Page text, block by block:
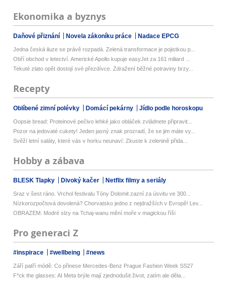
Ekonomika a byznys
Daňové přiznání Novela zákoníku práce Nadace EPCG
Jedna česká iluze se právě rozpadá. Zelená transformace je pojistkou p...
Obří obchod v letectví. Americké Apollo kupuje easyJet za 161 miliard ...
Tekuté zlato opět dostojí své přezdívce. Zdražení běžné potraviny brzy...
Recepty
Oblíbené zimní polévky Domácí pekárny Jídlo podle horoskopu
Oopsie bread: Proteinové pečivo lehké jako obláček zvládnete připravit...
Pozor na jedovaté cukety! Jeden jasný znak prozradí, že se jim máte vy...
Svěží letní saláty, které vás v horku neunaví: Zkuste k zelenině přida...
Hobby a zábava
BLESK Tlapky Divoký kačer Netflix filmy a seriály
Sraz v šest ráno. Vrchol festivalu Tóny Dolomit zazní za úsvitu ve 300...
Nízkorozpočtová dovolená? Chorvatsko jedno z nejdražších v Evropě! Lev...
OBRAZEM: Modré slzy na Tchaj-wanu mění moře v magickou říši
Pro generaci Z
#inspirace #wellbeing #news
Září patří módě: Co přinese Mercedes-Benz Prague Fashion Week SS27
F*ck the glasses: AI Meta brýle mají zjednodušit život, zatím ale děla...